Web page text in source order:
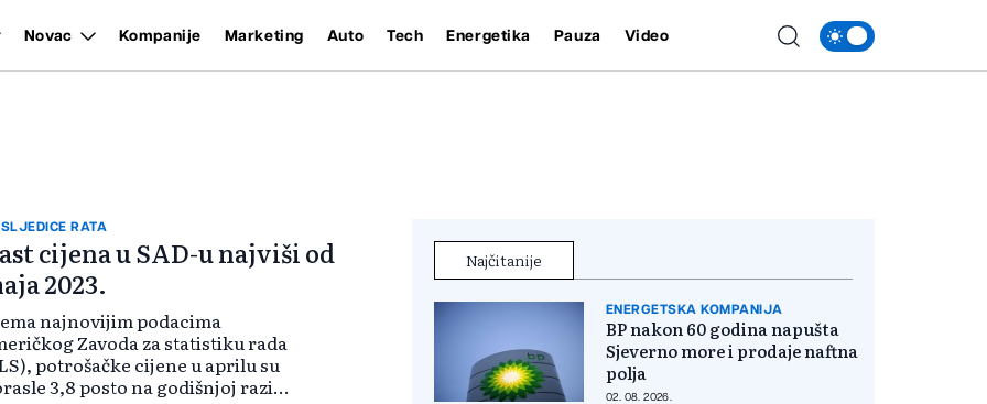
Novac Kompanije Marketing Auto Tech Energetika Pauza Video
RATA
cijena u SAD-u najviši od
2023.
najnovijim podacima
Zavoda za statistiku rada
potrošačke cijene u aprilu su
3,8 posto na godišnjoj razini,
Najčitanije
ENERGETSKA KOMPANIJA
BP nakon 60 godina napušta
Sjeverno more i prodaje naftna
polja
02. 08. 2026.